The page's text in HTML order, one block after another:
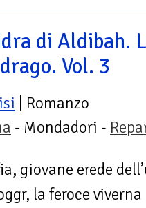
di Aldibah.
Vol. 3
| Romanzo
- Mondadori -
giovane erede
la feroce